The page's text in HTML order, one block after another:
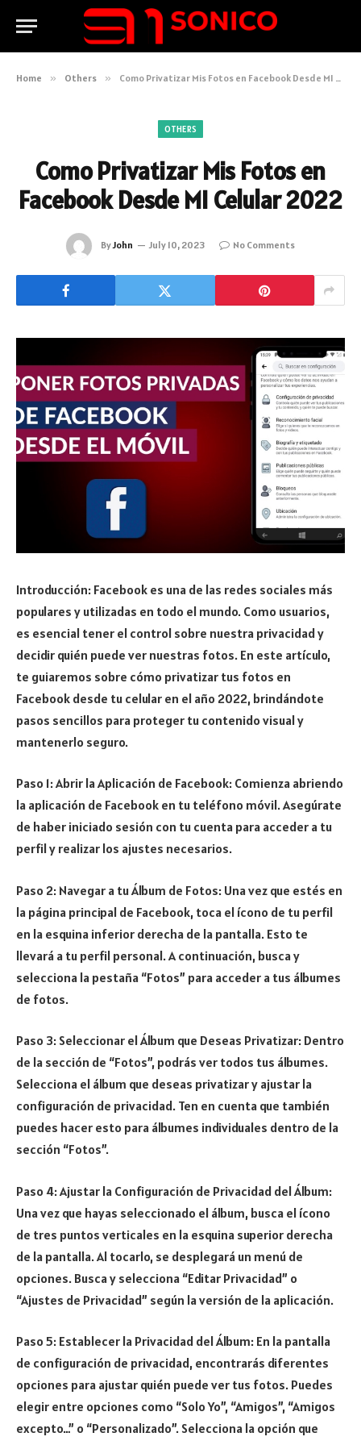
Home » Others » Como Privatizar Mis Fotos en Facebook Desde MI Celular 2022
OTHERS
Como Privatizar Mis Fotos en
Facebook Desde MI Celular 2022
ByJohn July 10, 2023 No Comments
Introducción: Facebook es una de las redes sociales más
populares y utilizadas en todo el mundo. Como usuarios,
es esencial tener el control sobre nuestra privacidad y
decidir quién puede ver nuestras fotos. En este artículo,
te guiaremos sobre cómo privatizar tus fotos en
Facebook desde tu celular en el año 2022, brindándote
pasos sencillos para proteger tu contenido visual y
mantenerlo seguro.
Paso 1: Abrir la Aplicación de Facebook: Comienza abriendo
la aplicación de Facebook en tu teléfono móvil. Asegúrate
de haber iniciado sesión con tu cuenta para acceder a tu
perfil y realizar los ajustes necesarios.
Paso 2: Navegar a tu Álbum de Fotos: Una vez que estés en
la página principal de Facebook, toca el ícono de tu perfil
en la esquina inferior derecha de la pantalla. Esto te
llevará a tu perfil personal. A continuación, busca y
selecciona la pestaña “Fotos” para acceder a tus álbumes
de fotos.
Paso 3: Seleccionar el Álbum que Deseas Privatizar: Dentro
de la sección de “Fotos”, podrás ver todos tus álbumes.
Selecciona el álbum que deseas privatizar y ajustar la
configuración de privacidad. Ten en cuenta que también
puedes hacer esto para álbumes individuales dentro de la
sección “Fotos”.
Paso 4: Ajustar la Configuración de Privacidad del Álbum:
Una vez que hayas seleccionado el álbum, busca el ícono
de tres puntos verticales en la esquina superior derecha
de la pantalla. Al tocarlo, se desplegará un menú de
opciones. Busca y selecciona “Editar Privacidad” o
“Ajustes de Privacidad” según la versión de la aplicación.
Paso 5: Establecer la Privacidad del Álbum: En la pantalla
de configuración de privacidad, encontrarás diferentes
opciones para ajustar quién puede ver tus fotos. Puedes
elegir entre opciones como “Solo Yo”, “Amigos”, “Amigos
excepto…” o “Personalizado”. Selecciona la opción que